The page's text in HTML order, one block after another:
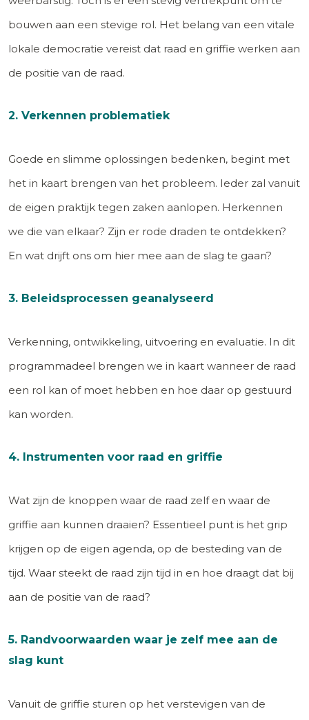
bouwen aan een stevige rol. Het belang van een vitale
lokale democratie vereist dat raad en griffie werken aan
de positie van de raad.
2. Verkennen problematiek
Goede en slimme oplossingen bedenken, begint met
het in kaart brengen van het probleem. Ieder zal vanuit
de eigen praktijk tegen zaken aanlopen. Herkennen
we die van elkaar? Zijn er rode draden te ontdekken?
En wat drijft ons om hier mee aan de slag te gaan?
3. Beleidsprocessen geanalyseerd
Verkenning, ontwikkeling, uitvoering en evaluatie. In dit
programmadeel brengen we in kaart wanneer de raad
een rol kan of moet hebben en hoe daar op gestuurd
kan worden.
4. Instrumenten voor raad en griffie
Wat zijn de knoppen waar de raad zelf en waar de
griffie aan kunnen draaien? Essentieel punt is het grip
krijgen op de eigen agenda, op de besteding van de
tijd. Waar steekt de raad zijn tijd in en hoe draagt dat bij
aan de positie van de raad?
5. Randvoorwaarden waar je zelf mee aan de
slag kunt
Vanuit de griffie sturen op het verstevigen van de